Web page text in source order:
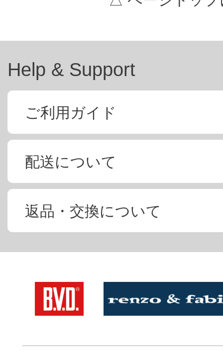
Help & Support
ご利用ガイド
配送について
返品・交換について